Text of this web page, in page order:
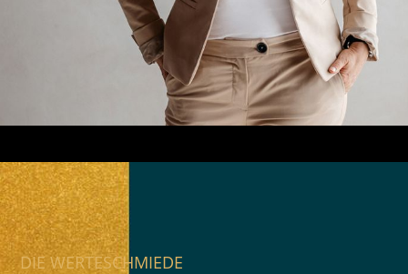
DIE WERTESCHMIEDE